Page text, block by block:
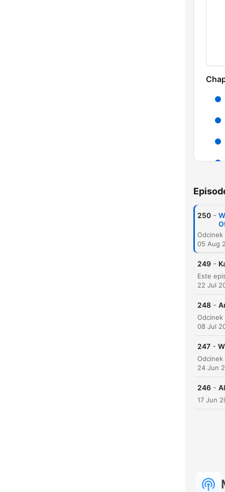
250 -
05 Aug
249 -
22 Jul
248 -
08 Jul
247 -
24 Jun
246 -
17 Jun